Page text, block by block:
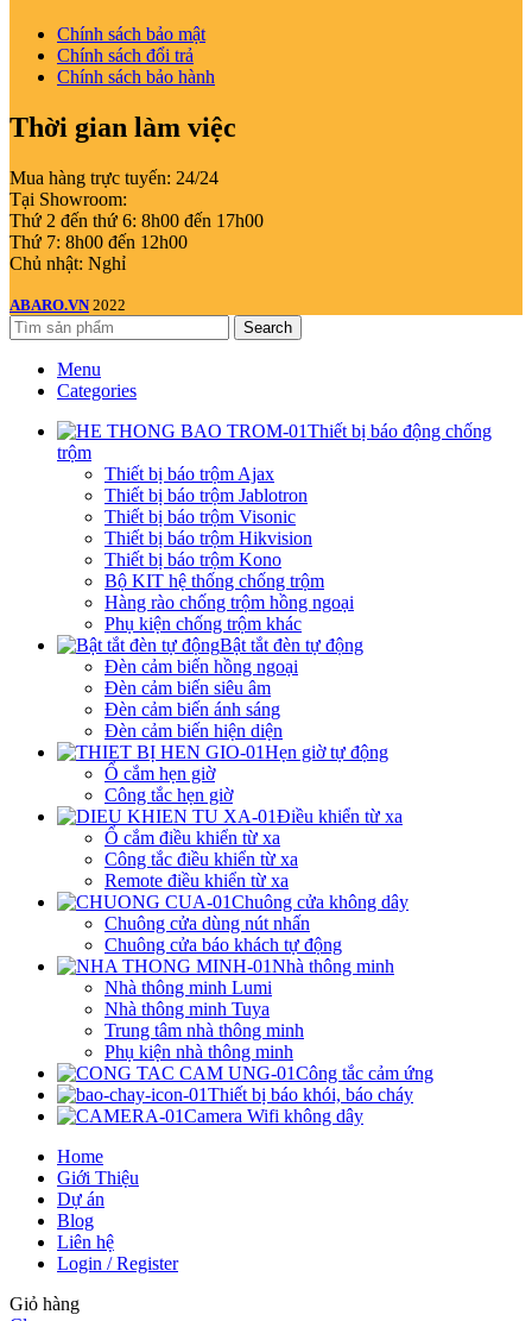
Chính sách bảo mật
Chính sách đổi trả
Chính sách bảo hành
Thời gian làm việc
Mua hàng trực tuyến: 24/24
Tại Showroom:
Thứ 2 đến thứ 6: 8h00 đến 17h00
Thứ 7: 8h00 đến 12h00
Chủ nhật: Nghỉ
ABARO.VN 2022
Search
Menu
Categories
Thiết bị báo động chống
trộm
Thiết bị báo trộm Ajax
Thiết bị báo trộm Jablotron
Thiết bị báo trộm Visonic
Thiết bị báo trộm Hikvision
Thiết bị báo trộm Kono
Bộ KIT hệ thống chống trộm
Hàng rào chống trộm hồng ngoại
Phụ kiện chống trộm khác
Bật tắt đèn tự động
Đèn cảm biến hồng ngoại
Đèn cảm biến siêu âm
Đèn cảm biến ánh sáng
Đèn cảm biến hiện diện
Hẹn giờ tự động
Ổ cắm hẹn giờ
Công tắc hẹn giờ
Điều khiển từ xa
Ổ cắm điều khiển từ xa
Công tắc điều khiển từ xa
Remote điều khiển từ xa
Chuông cửa không dây
Chuông cửa dùng nút nhấn
Chuông cửa báo khách tự động
Nhà thông minh
Nhà thông minh Lumi
Nhà thông minh Tuya
Trung tâm nhà thông minh
Phụ kiện nhà thông minh
Công tắc cảm ứng
Thiết bị báo khói, báo cháy
Camera Wifi không dây
Home
Giới Thiệu
Dự án
Blog
Liên hệ
Login / Register
Giỏ hàng